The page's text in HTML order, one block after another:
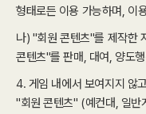
형태로든 이용 가능하며, 이
나) "회원 콘텐츠"를 제작한
콘텐츠"를 판매, 대여, 양도
4. 게임 내에서 보여지지 않
"회원 콘텐츠" (예컨대, 일반